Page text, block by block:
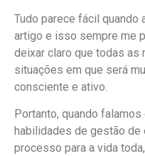
Tudo parece fácil quando
artigo e isso sempre me
deixar claro que todas as
situações em que será
consciente e ativo.
Portanto, quando
habilidades de gestão de
processo para a vida